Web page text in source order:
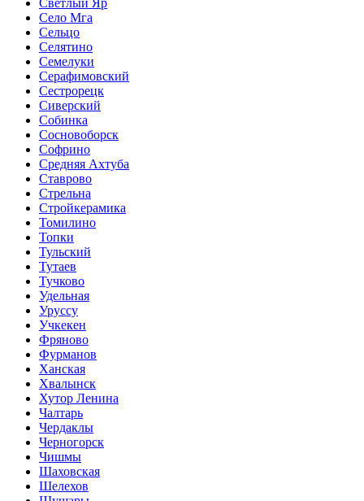
Село Мга
Сельцо
Селятино
Семелуки
Серафимовский
Сестрорецк
Сиверский
Собинка
Сосновоборск
Софрино
Средняя Ахтуба
Ставрово
Стрельна
Стройкерамика
Томилино
Топки
Тульский
Тутаев
Тучково
Удельная
Уруссу
Учкекен
Фряново
Фурманов
Ханская
Хвалынск
Хутор Ленина
Чалтарь
Чердаклы
Черногорск
Чишмы
Шаховская
Шелехов